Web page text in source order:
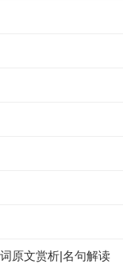
原文赏析|名句解读